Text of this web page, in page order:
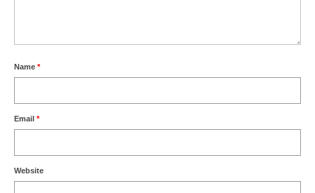
Name *
Email *
Website